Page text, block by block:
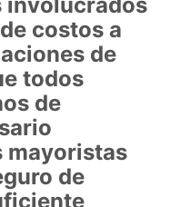
costos a
de
todos
de
mayoristas
de